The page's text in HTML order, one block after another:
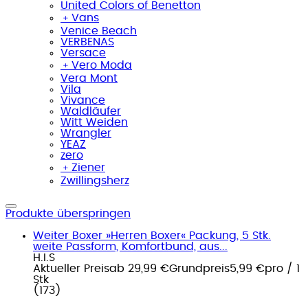
United Colors of Benetton
﹢ Vans
Venice Beach
VERBENAS
Versace
﹢ Vero Moda
Vera Mont
Vila
Vivance
Waldläufer
Witt Weiden
Wrangler
YEAZ
zero
﹢ Ziener
Zwillingsherz
Produkte überspringen
Weiter Boxer »Herren Boxer« Packung, 5 Stk.
weite Passform, Komfortbund, aus...
H.I.S
Aktueller Preisab 29,99 €Grundpreis5,99 €pro / 1
Stk
( 173 )